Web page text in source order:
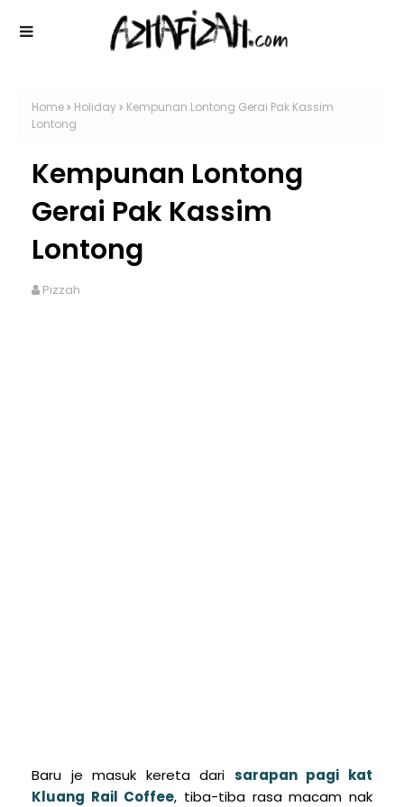
Home Holiday
Kempunan Lontong Gerai Pak Kassim
Lontong
Kempunan Lontong
Gerai Pak Kassim
Lontong
Pizzah
Baru je masuk kereta dari sarapan pagi kat
Kluang Rail Coffee, tiba-tiba rasa macam nak